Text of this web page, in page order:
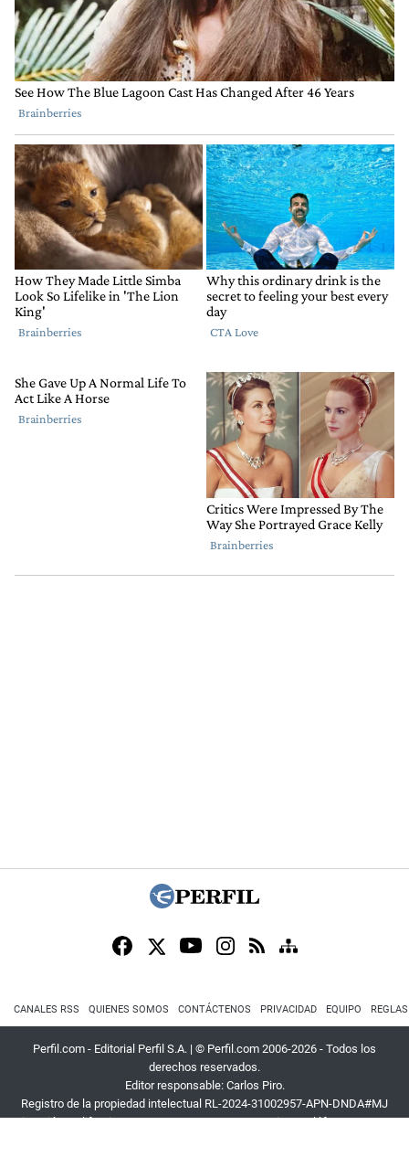
CANALES RSS QUIENES SOMOS CONTÁCTENOS PRIVACIDAD EQUIPO
Perfil.com - Editorial Perfil S.A. | © Perfil.com 2006-2026 - Todos los
derechos reservados.
Editor responsable: Carlos Piro.
Registro de la propiedad intelectual RL-2024-31002957-APN-DNDA#MJ
Dirección:California 2715,C1289ABI,CABA, Argentina| Teléfono:+54 9 11